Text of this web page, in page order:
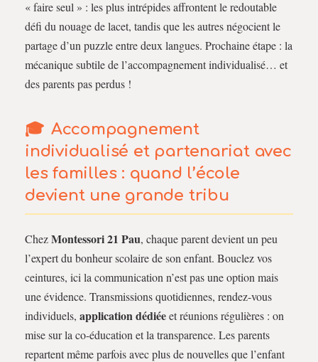
« faire seul » : les plus intrépides affrontent le redoutable
défi du nouage de lacet, tandis que les autres négocient le
partage d’un puzzle entre deux langues. Prochaine étape : la
mécanique subtile de l’accompagnement individualisé… et
des parents pas perdus !
Accompagnement
individualisé et partenariat avec
les familles : quand l’école
devient une grande tribu
ChezMontessori 21 Pau, chaque parent devient un peu
l’expert du bonheur scolaire de son enfant. Bouclez vos
ceintures, ici la communication n’est pas une option mais
une évidence. Transmissions quotidiennes, rendez-vous
individuels, application dédiéeet réunions régulières : on
mise sur la co-éducation et la transparence. Les parents
repartent même parfois avec plus de nouvelles que l’enfant